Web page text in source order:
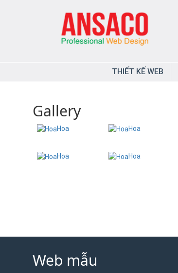
THIẾT KẾ WEB
Gallery
Hoa Hoa
Hoa Hoa
Web mẫu